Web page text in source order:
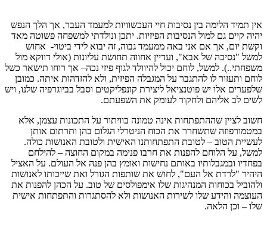
אין תמיד הלימה בין נסיבות חיי העכשוויות למעמד העבר, אך הלך הנפש
יהיה קיים גם למול הנסיבות הפיזיות. יתכן ונולדתי למשפחה פשוטה מאד
וקשת יום, אך אם אני באה ממעמד גבוה, זה יבוא לידי ביטוי- אחוש
למשל "נסיכה של אבא", ועדיין אחווה תחושת עליונות (אולי דווקא מול
משפחתי..). למשל, לוחם יכול להיוולד לגוף פיזי נכה– אך רוחו תישאר כשל
לוחם ותעזור לו להתגבר על המגבלה הפיזית, ולא להזדהות איתה. כמובן
שלפערים אלו יש פוטנציאל ליצירת קונפליקטים וסבל בביוגרפיה שלנו, ויש
לשים לב אליהם ולחקור לעומק את השפעתם.
חשוב לציין שההתפתחות אינה טמונה בוויתור על התכונות עצמן, אלא
במטמורפוזה שתשחרר את הכוח הניטרלי הגלום בהן ותרתום אותן
לעשיית הטוב – לטובת התפתחותנו האישית ולטובת האנושות כולה.
למשל, על הלוחם להפנות את חרבו פנימה במקום החוצה – להילחם
בפחדיו ובמגבלותיו באותם נחישות ואומץ בהן פנה אל העולם. על האציל
היהיר "לרדת אל העם", לחוש את שותפות הגורל ואת שייכותו לאנושות
ולהוביל בכוחות המנהיגות שלו אימפולסים של טוב. על הכהן להפנות את
העוצמה והידע שלו לשירות האנושות ולא להסתגרות והתפתחות אישית
שלו – וכן הלאה.